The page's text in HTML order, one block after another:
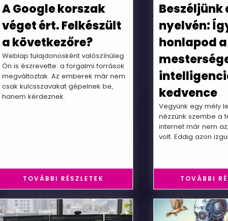
A Google korszak
véget ért. Felkészült
a következőre?
Weblap tulajdonosként valószínűleg
Ön is észrevette: a forgalmi források
megváltoztak. Az emberek már nem
csak kulcsszavakat gépelnek be,
hanem kérdeznek.
TOVÁBBI RÉSZLETEK
Beszéljünk
nyelvén:
honlapod a
kedvence
Vegyünk egy mély
nézzünk szembe a
internet már nem
volt. Eddig azon
TOVÁBBI